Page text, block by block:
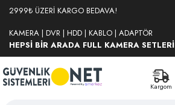
2999₺ ÜZERİ KARGO BEDAVA!
KAMERA | DVR | HDD | KABLO | ADAPTÖR
HEPSİ BİR ARADA FULL KAMERA SETLERİ
Kargom